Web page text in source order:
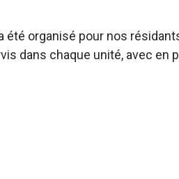
été organisé pour nos
dans chaque unité, avec en